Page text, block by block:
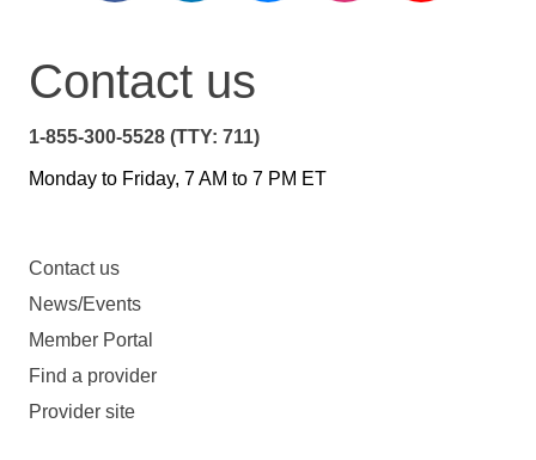
Contact us
1-855-300-5528 (TTY: 711)
Monday to Friday, 7 AM to 7 PM ET
Contact us
News/Events
Member Portal
Find a provider
Provider site